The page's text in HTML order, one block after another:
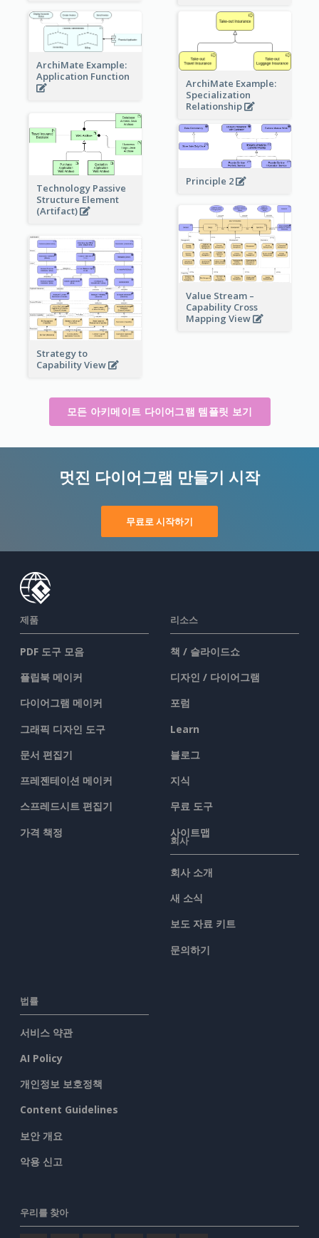
ArchiMate Example:
Application Function
ArchiMate Example:
Specialization
Relationship
Technology Passive
Structure Element
(Artifact)
Principle 2
Value Stream –
Capability Cross
Mapping View
Strategy to
Capability View
모든 아키메이트 다이어그램 템플릿 보기
멋진 다이어그램 만들기 시작
무료로 시작하기
제품
PDF 도구 모음
플립북 메이커
다이어그램 메이커
그래픽 디자인 도구
문서 편집기
프레젠테이션 메이커
스프레드시트 편집기
가격 책정
리소스
책 / 슬라이드쇼
디자인 / 다이어그램
포럼
Learn
블로그
지식
무료 도구
사이트맵
회사
회사 소개
새 소식
보도 자료 키트
문의하기
법률
서비스 약관
AI Policy
개인정보 보호정책
Content Guidelines
보안 개요
악용 신고
우리를 찾아